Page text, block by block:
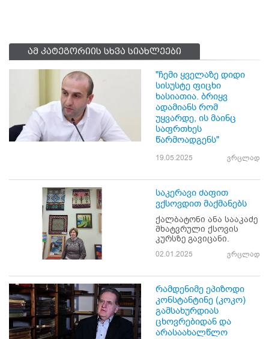
ამ კატეგორიის სხვა სიახლეები
"ჩემი ყველაზე დიდი
სისუსტე ფიცხი
ხასიათია. ბრიყვ
ადამიანს რომ
უყვარდე, ის მაინც
საფრთხეს
წარმოადგენს"
19.05.2025 ვრცლად
საკერავი ძაფით
ვქსოვდით მაქმანებს
ქალბატონი ანა სააკაძე
მხატვრული ქსოვის
კურსზე გავიცანი.
02.01.2025 ვრცლად
რამდენიმე ეპიზოდი
კონსტანტინე (კოკო)
გამსახურდიას
ცხოვრებიდან და
არასაახალწლო